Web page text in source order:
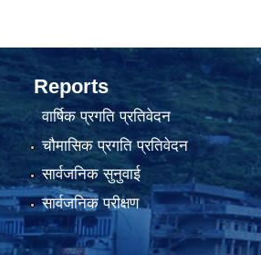
Reports
वार्षिक प्रगति प्रतिवेदन
चौमासिक प्रगति प्रतिवेदन
सार्वजनिक सुनुवाई
सार्वजनिक परीक्षण